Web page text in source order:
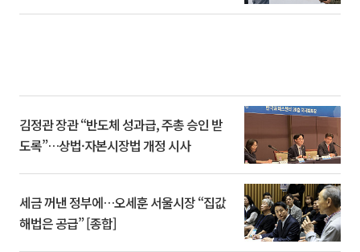
김정관 장관 “반도체 성과급, 주총 승인 받
도록”…상법·자본시장법 개정 시사
세금 꺼낸 정부에…오세훈 서울시장 “집값
해법은 공급” [종합]